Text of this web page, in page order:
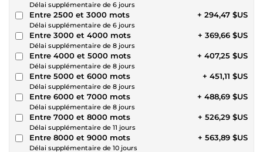
Délai supplémentaire de 6 jours
Entre 2500 et 3000 mots
Délai supplémentaire de 6 jours
+ 294,47 $US
Entre 3000 et 4000 mots
Délai supplémentaire de 8 jours
+ 369,66 $US
Entre 4000 et 5000 mots
Délai supplémentaire de 8 jours
+ 407,25 $US
Entre 5000 et 6000 mots
Délai supplémentaire de 8 jours
+ 451,11 $US
Entre 6000 et 7000 mots
Délai supplémentaire de 8 jours
+ 488,69 $US
Entre 7000 et 8000 mots
Délai supplémentaire de 11 jours
+ 526,29 $US
Entre 8000 et 9000 mots
Délai supplémentaire de 10 jours
+ 563,89 $US